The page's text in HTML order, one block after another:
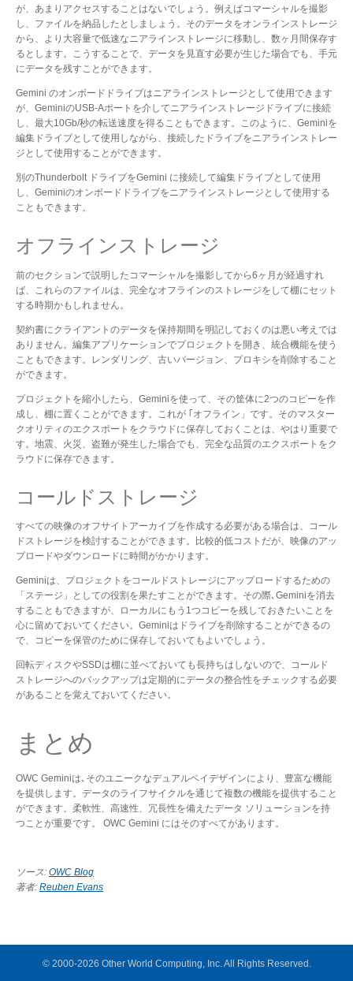
が、あまりアクセスすることはないでしょう。例えばコマーシャルを撮影
し、ファイルを納品したとしましょう。そのデータをオンラインストレージ
から、より大容量で低速なニアラインストレージに移動し、数ヶ月間保存す
るとします。こうすることで、データを見直す必要が生じた場合でも、手元
にデータを残すことができます。
Gemini のオンボードドライブはニアラインストレージとして使用できます
が、GeminiのUSB-Aポートを介してニアラインストレージドライブに接続
し、最大10Gb/秒の転送速度を得ることもできます。このように、Geminiを
編集ドライブとして使用しながら、接続したドライブをニアラインストレー
ジとして使用することができます。
別のThunderbolt ドライブをGemini に接続して編集ドライブとして使用
し、Geminiのオンボードドライブをニアラインストレージとして使用する
こともできます。
オフラインストレージ
前のセクションで説明したコマーシャルを撮影してから6ヶ月が経過すれ
ば、これらのファイルは、完全なオフラインのストレージをして棚にセット
する時期かもしれません。
契約書にクライアントのデータを保持期間を明記しておくのは悪い考えでは
ありません。編集アプリケーションでプロジェクトを開き、統合機能を使う
こともできます。レンダリング、古いバージョン、プロキシを削除すること
ができます。
プロジェクトを縮小したら、Geminiを使って、その筐体に2つのコピーを作
成し、棚に置くことができます。これが ｢オフライン」です。そのマスター
クオリティのエクスポートをクラウドに保存しておくことは、やはり重要で
す。地震、火災、盗難が発生した場合でも、完全な品質のエクスポートをク
ラウドに保存できます。
コールドストレージ
すべての映像のオフサイトアーカイブを作成する必要がある場合は、コール
ドストレージを検討することができます。比較的低コストだが、映像のアッ
プロードやダウンロードに時間がかかります。
Geminiは、プロジェクトをコールドストレージにアップロードするための
「ステージ」としての役割を果たすことができます。その際､Geminiを消去
することもできますが、ローカルにもう1つコピーを残しておきたいことを
心に留めておいてください。Geminiはドライブを削除することができるの
で、コピーを保管のために保存しておいてもよいでしょう。
回転ディスクやSSDは棚に並べておいても長持ちはしないので、コールド
ストレージへのバックアップは定期的にデータの整合性をチェックする必要
があることを覚えておいてください。
まとめ
OWC Geminiは､そのユニークなデュアルベイデザインにより、豊富な機能
を提供します。データのライフサイクルを通じて複数の機能を提供すること
ができます。柔軟性、高速性、冗長性を備えたデータ ソリューションを持
つことが重要です。 OWC Gemini にはそのすべてがあります。
ソース: OWC Blog
著者: Reuben Evans
© 2000-2026 Other World Computing, Inc. All Rights Reserved.